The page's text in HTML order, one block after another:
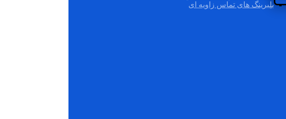
بلبرینگ های تماس زاویه ای